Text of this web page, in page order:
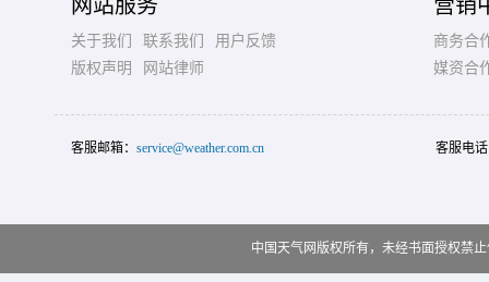
网站服务
关于我们 联系我们
用户反馈
版权声明
网站律师
营销
商务合
媒资合
客服邮箱： service@weather.com.cn 客服电
中国天气网版权所有，未经书面授权